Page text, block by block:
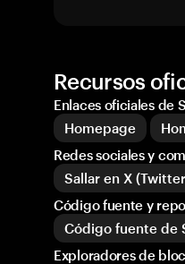
Recursos
Enlaces oficiales de
Homepage
Redes sociales y
Sallar en X
Código fuente y
Código fuente de
Exploradores de